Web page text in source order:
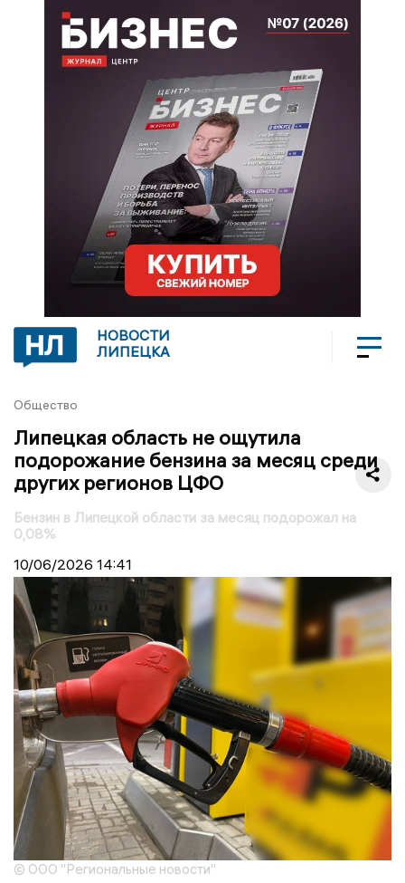
НОВОСТИ
ЛИПЕЦКА
Общество
Липецкая область не ощутила
подорожание бензина за месяц среди
других регионов ЦФО
Бензин в Липецкой области за месяц подорожал на
0,08%
10/06/2026 14:41
© ООО "Региональные новости"